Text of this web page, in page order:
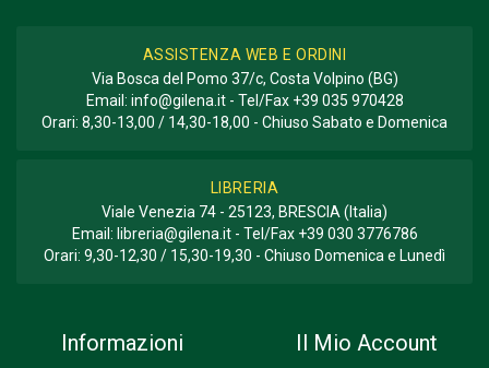
ASSISTENZA WEB E ORDINI
Via Bosca del Pomo 37/c, Costa Volpino (BG)
Email: info@gilena.it- Tel/Fax +39 035 970428
Orari: 8,30-13,00 / 14,30-18,00 - Chiuso Sabato e Domenica
LIBRERIA
Viale Venezia 74 - 25123, BRESCIA (Italia)
Email: libreria@gilena.it- Tel/Fax +39 030 3776786
Orari: 9,30-12,30 / 15,30-19,30 - Chiuso Domenica e Lunedì
Informazioni Il Mio Account